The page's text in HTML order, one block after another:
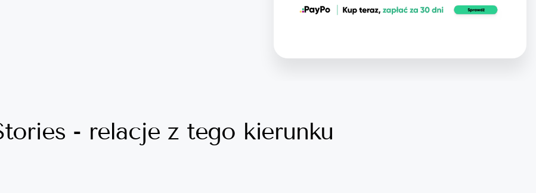
- relacje z tego kierunku